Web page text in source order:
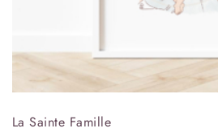
La Sainte Famille